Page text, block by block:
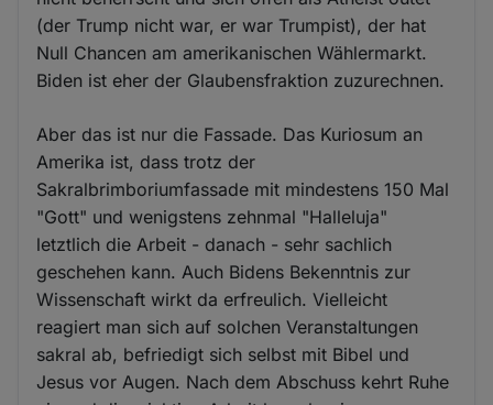
(der Trump nicht war, er war Trumpist), der hat
Null Chancen am amerikanischen Wählermarkt.
Biden ist eher der Glaubensfraktion zuzurechnen.
Aber das ist nur die Fassade. Das Kuriosum an
Amerika ist, dass trotz der
Sakralbrimboriumfassade mit mindestens 150 Mal
"Gott" und wenigstens zehnmal "Halleluja"
letztlich die Arbeit - danach - sehr sachlich
geschehen kann. Auch Bidens Bekenntnis zur
Wissenschaft wirkt da erfreulich. Vielleicht
reagiert man sich auf solchen Veranstaltungen
sakral ab, befriedigt sich selbst mit Bibel und
Jesus vor Augen. Nach dem Abschuss kehrt Ruhe